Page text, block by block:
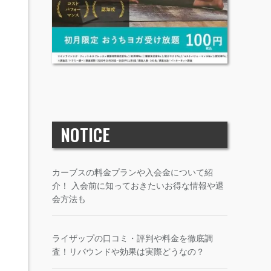
NOTICE
カーブスの料金プランや入会金について紹
介！ 入会前に知っておきたいお得な情報や退
会方法も
ライザップの口コミ・評判や料金を徹底調
査！リバウンドや効果は実際どうなの？